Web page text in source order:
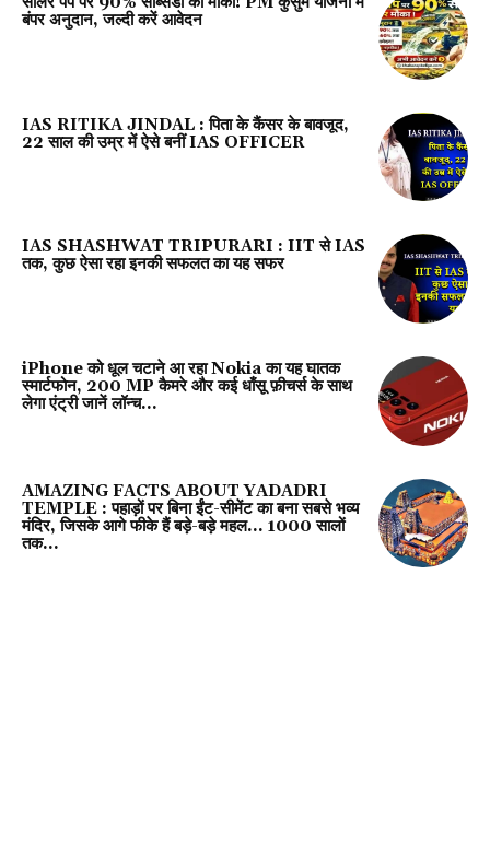
बंपर अनुदान, जल्दी करें आवेदन
IAS RITIKA JINDAL : पिता के कैंसर के बावजूद,
22 साल की उम्र में ऐसे बनीं IAS OFFICER
IAS SHASHWAT TRIPURARI : IIT से IAS
तक, कुछ ऐसा रहा इनकी सफलत का यह सफर
iPhone को धूल चटाने आ रहा Nokia का यह घातक
स्मार्टफोन, 200 MP कैमरे और कई धाँसू फ़ीचर्स के साथ
लेगा एंट्री जानें लॉन्च...
AMAZING FACTS ABOUT YADADRI
TEMPLE : पहाड़ों पर बिना ईंट-सीमेंट का बना सबसे भव्य
मंदिर, जिसके आगे फीके हैं बड़े-बड़े महल… 1000 सालों
तक...